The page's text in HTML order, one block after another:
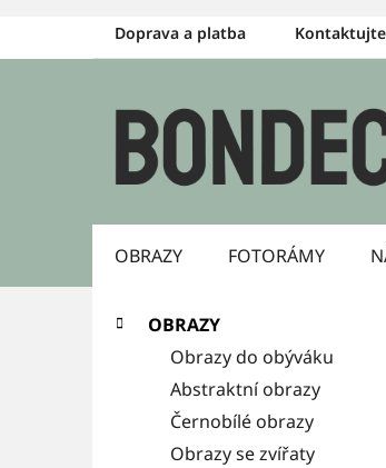
obsah
Doprava a platba
OBRAZY FOTORÁMY
Přeskočit
kategorie
K
OBRAZY
Obrazy do obýváku
Abstraktní obrazy
Černobílé obrazy
Obrazy se zvířaty